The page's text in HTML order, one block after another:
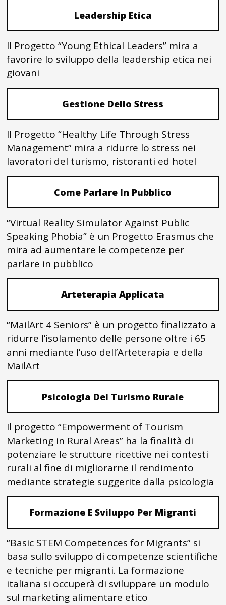
Leadership Etica
Il Progetto “Young Ethical Leaders” mira a
favorire lo sviluppo della leadership etica nei
giovani
Gestione Dello Stress
Il Progetto “Healthy Life Through Stress
Management” mira a ridurre lo stress nei
lavoratori del turismo, ristoranti ed hotel
Come Parlare In Pubblico
“Virtual Reality Simulator Against Public
Speaking Phobia” è un Progetto Erasmus che
mira ad aumentare le competenze per
parlare in pubblico
Arteterapia Applicata
“MailArt 4 Seniors” è un progetto finalizzato a
ridurre l’isolamento delle persone oltre i 65
anni mediante l’uso dell’Arteterapia e della
MailArt
Psicologia Del Turismo Rurale
Il progetto “Empowerment of Tourism
Marketing in Rural Areas” ha la finalità di
potenziare le strutture ricettive nei contesti
rurali al fine di migliorarne il rendimento
mediante strategie suggerite dalla psicologia
Formazione E Sviluppo Per Migranti
“Basic STEM Competences for Migrants” si
basa sullo sviluppo di competenze scientifiche
e tecniche per migranti. La formazione
italiana si occuperà di sviluppare un modulo
sul marketing alimentare etico